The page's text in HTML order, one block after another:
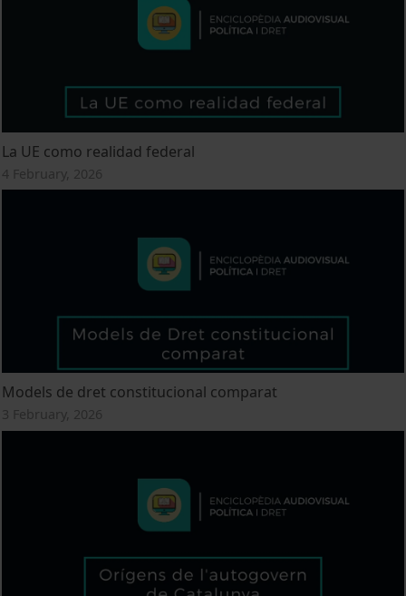
La UE como realidad federal
4 February, 2026
Models de dret constitucional comparat
3 February, 2026